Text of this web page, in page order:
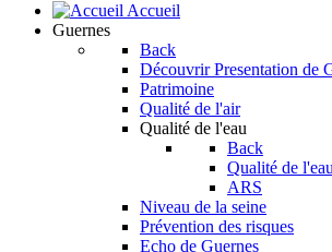
Accueil
Guernes
Back
Découvrir Presentation de
Patrimoine
Qualité de l'air
Qualité de l'eau
Back
Qualité de l'eau
ARS
Niveau de la seine
Prévention des risques
Echo de Guernes